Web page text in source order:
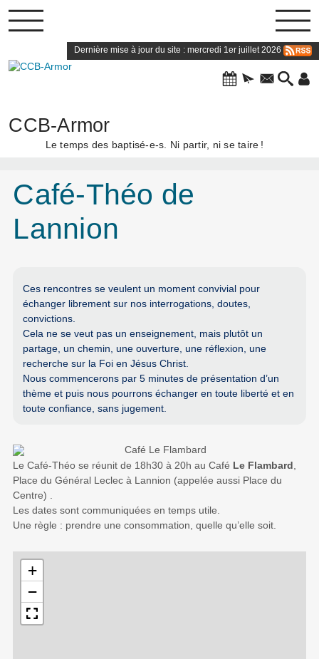
Dernière mise à jour du site : mercredi 1er juillet 2026
CCB-Armor
Le temps des baptisé-e-s. Ni partir, ni se taire !
Café-Théo de
Lannion
Ces rencontres se veulent un moment convivial pour
échanger librement sur nos interrogations, doutes,
convictions.
Cela ne se veut pas un enseignement, mais plutôt un
partage, un chemin, une ouverture, une réflexion, une
recherche sur la Foi en Jésus Christ.
Nous commencerons par 5 minutes de présentation d’un
thème et puis nous pourrons échanger en toute liberté et en
toute confiance, sans jugement.
Le Café-Théo se réunit de 18h30 à 20h au Café Le Flambard ,
Place du Général Leclec à Lannion (appelée aussi Place du
Centre) .
Les dates sont communiquées en temps utile.
Une règle : prendre une consommation, quelle qu’elle soit.
+
−